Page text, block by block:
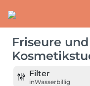
Friseure und
Filter
inWasserbillig